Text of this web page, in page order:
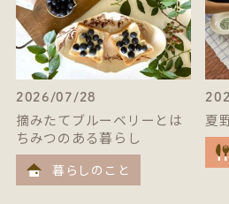
2026/07/28
摘みたてブルーベリーとは
ちみつのある暮らし
暮らしのこと
夏